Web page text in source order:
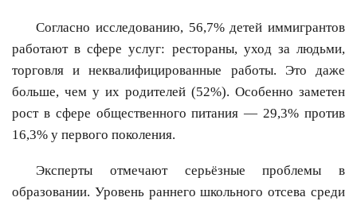
Согласно исследованию, 56,7% детей иммигрантов
работают в сфере услуг: рестораны, уход за людьми,
торговля и неквалифицированные работы. Это даже
больше, чем у их родителей (52%). Особенно заметен
рост в сфере общественного питания — 29,3% против
16,3% у первого поколения.
Эксперты отмечают серьёзные проблемы в
образовании. Уровень раннего школьного отсева среди